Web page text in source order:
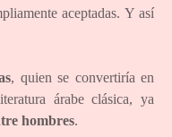
aceptadas. Y así
, quien se convertiría en
árabe clásica, ya
hombres.